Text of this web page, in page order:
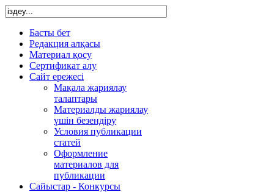
Басты бет
Редакция алқасы
Материал қосу
Сертификат алу
Сайт ережесі
Мақала жариялау
талаптары
Материалды жариялау
үшін безендіру
Условия публикации
статей
Оформление
материалов для
публикации
Сайыстар - Конкурсы